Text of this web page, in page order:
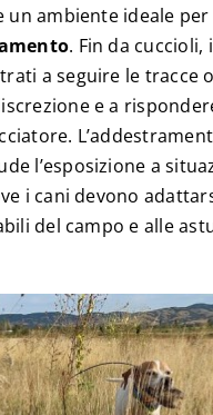
un ambiente ideale
. Fin da cuccioli,
a seguire le tracce
e a
l’esposizione a
i cani devono
del campo e alle